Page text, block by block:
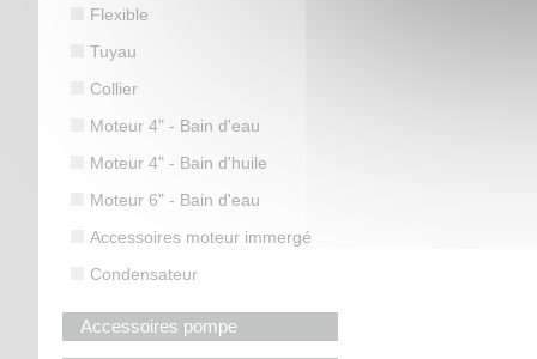
Flexible
Tuyau
Collier
Moteur 4" - Bain d'eau
Moteur 4" - Bain d'huile
Moteur 6" - Bain d'eau
Accessoires moteur immergé
Condensateur
Accessoires pompe